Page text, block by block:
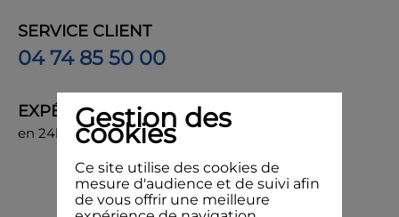
SERVICE CLIENT
04 74 85 50 00
EXPÉDITION
en 24h, livraison chez vous ou en point de retrait
Gestion des
cookies
Ce site utilise des cookies de
mesure d'audience et de suivi afin
de vous offrir une meilleure